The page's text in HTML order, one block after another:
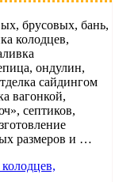
брусовых, бань,
колодцев,
ондулин,
сайдингом
вагонкой,
септиков,
размеров и …